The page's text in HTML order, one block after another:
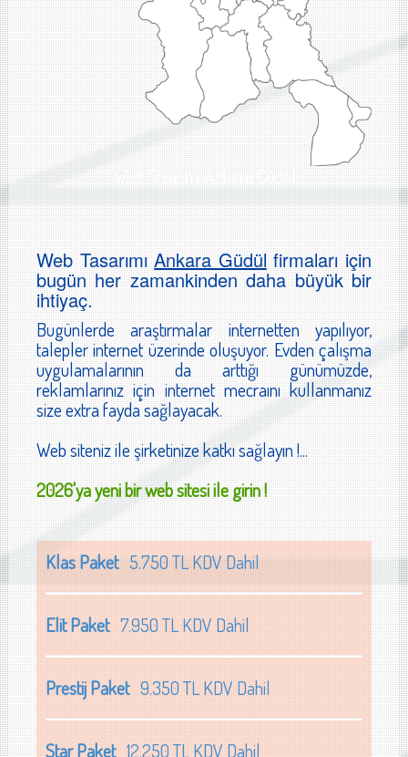
Web Tasarımı Ankara Güdül
Web TasarımıAnkara Güdülfirmaları için
bugün her zamankinden daha büyük bir
ihtiyaç.
Bugünlerde araştırmalar internetten yapılıyor,
talepler internet üzerinde oluşuyor. Evden çalışma
uygulamalarının da arttığı günümüzde,
reklamlarınız için internet mecraını kullanmanız
size extra fayda sağlayacak.
Web siteniz ile şirketinize katkı sağlayın !...
2026'ya yeni bir web sitesi ile girin !
Klas Paket5.750 TL KDV Dahil
Elit Paket7.950 TL KDV Dahil
Prestij Paket9.350 TL KDV Dahil
Star Paket12.250 TL KDV Dahil